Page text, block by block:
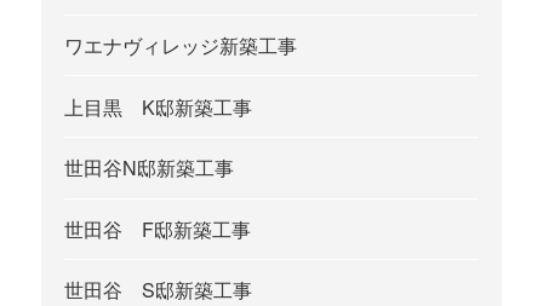
ワエナヴィレッジ新築工事
上目黒 K邸新築工事
世田谷N邸新築工事
世田谷 F邸新築工事
世田谷 S邸新築工事